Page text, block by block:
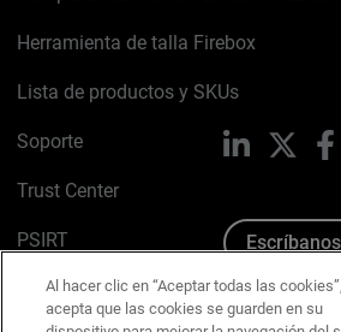
Herramienta de talla Firebox
Lista de productos y SKUs
Soporte
Trust Center
PSIRT
Política de cookies
LinkedIn
Escríbanos
Al hacer clic en “Aceptar todas las
acepta que las cookies se guarden en su